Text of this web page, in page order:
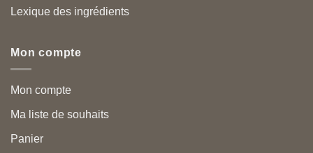
Lexique des ingrédients
Mon compte
Mon compte
Ma liste de souhaits
Panier